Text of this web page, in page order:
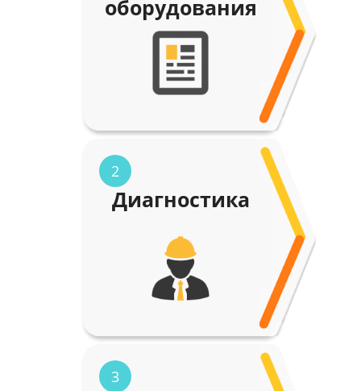
оборудования
2
Диагностика
3